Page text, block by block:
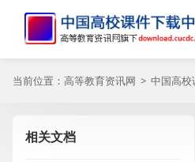
当前位置： 高等教育资讯网 > 中国高校
相关文档